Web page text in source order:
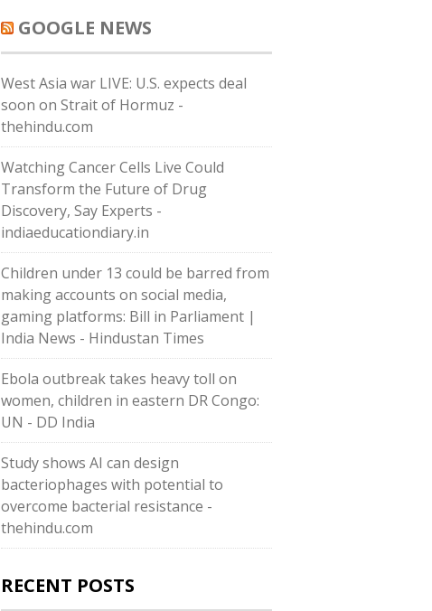
GOOGLE NEWS
West Asia war LIVE: U.S. expects deal
soon on Strait of Hormuz -
thehindu.com
Watching Cancer Cells Live Could
Transform the Future of Drug
Discovery, Say Experts -
indiaeducationdiary.in
Children under 13 could be barred from
making accounts on social media,
gaming platforms: Bill in Parliament |
India News - Hindustan Times
Ebola outbreak takes heavy toll on
women, children in eastern DR Congo:
UN - DD India
Study shows AI can design
bacteriophages with potential to
overcome bacterial resistance -
thehindu.com
RECENT POSTS